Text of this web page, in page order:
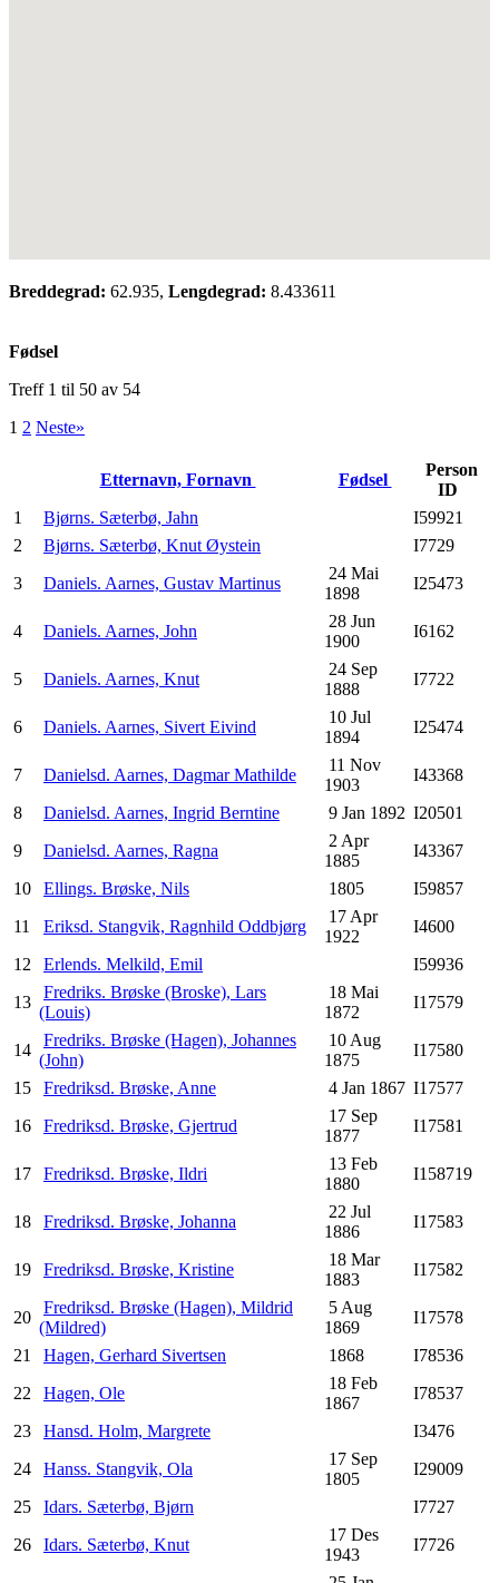
Breddegrad: 62.935, Lengdegrad: 8.433611
Fødsel
Treff 1 til 50 av 54
1 2 Neste»
Etternavn, Fornavn Fødsel
Person
ID
1
Bjørns. Sæterbø, Jahn
I59921
2
Bjørns. Sæterbø, Knut Øystein
I7729
3
Daniels. Aarnes, Gustav Martinus
24 Mai
1898
I25473
4 Daniels. Aarnes, John
28 Jun
1900
I6162
5 Daniels. Aarnes, Knut
24 Sep
1888
I7722
6 Daniels. Aarnes, Sivert Eivind
10 Jul
1894
I25474
7 Danielsd. Aarnes, Dagmar Mathilde
11 Nov
1903
I43368
8
Danielsd. Aarnes, Ingrid Berntine 9 Jan 1892 I20501
9
Danielsd. Aarnes, Ragna
2 Apr
1885
I43367
10
Ellings. Brøske, Nils 1805
I59857
11
Eriksd. Stangvik, Ragnhild Oddbjørg
17 Apr
1922
I4600
12
Erlends. Melkild, Emil
I59936
13
Fredriks. Brøske (Broske), Lars
(Louis)
18 Mai
1872
I17579
14
Fredriks. Brøske (Hagen), Johannes
(John)
10 Aug
1875
I17580
15
Fredriksd. Brøske, Anne 4 Jan 1867 I17577
16
Fredriksd. Brøske, Gjertrud
17 Sep
1877
I17581
17 Fredriksd. Brøske, Ildri
13 Feb
1880
I158719
18 Fredriksd. Brøske, Johanna
22 Jul
1886
I17583
19 Fredriksd. Brøske, Kristine
18 Mar
1883
I17582
20
Fredriksd. Brøske (Hagen), Mildrid
(Mildred)
5 Aug
1869
I17578
21
Hagen, Gerhard Sivertsen 1868
I78536
22
Hagen, Ole
18 Feb
1867
I78537
23
Hansd. Holm, Margrete
I3476
24
Hanss. Stangvik, Ola
17 Sep
1805
I29009
25
Idars. Sæterbø, Bjørn
I7727
26
Idars. Sæterbø, Knut
17 Des
1943
I7726